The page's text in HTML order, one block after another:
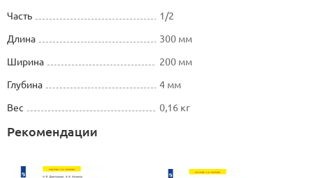
Часть
1/2
Длина
300 мм
Ширина
200 мм
Глубина
4 мм
Вес
0,16 кг
Рекомендации